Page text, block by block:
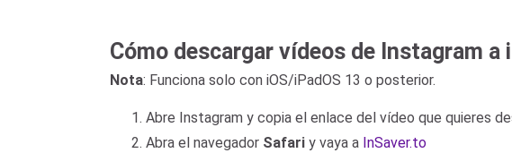
Cómo descargar vídeos de Instagram a
Nota: Funciona solo con iOS/iPadOS 13 o posterior.
Abre Instagram y copia el enlace del vídeo que quieres
Abra el navegador Safari y vaya a InSaver.to